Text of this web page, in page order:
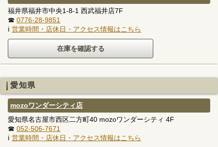
福井県福井市中央1-8-1 西武福井店7F
☎ 0776-28-9851
ℹ 営業時間・店休日・アクセス情報はこちら
愛知県
mozoワンダーシティ店
愛知県名古屋市西区二方町40 mozoワンダーシティ 4F
☎ 052-506-7671
ℹ 営業時間・店休日・アクセス情報はこちら